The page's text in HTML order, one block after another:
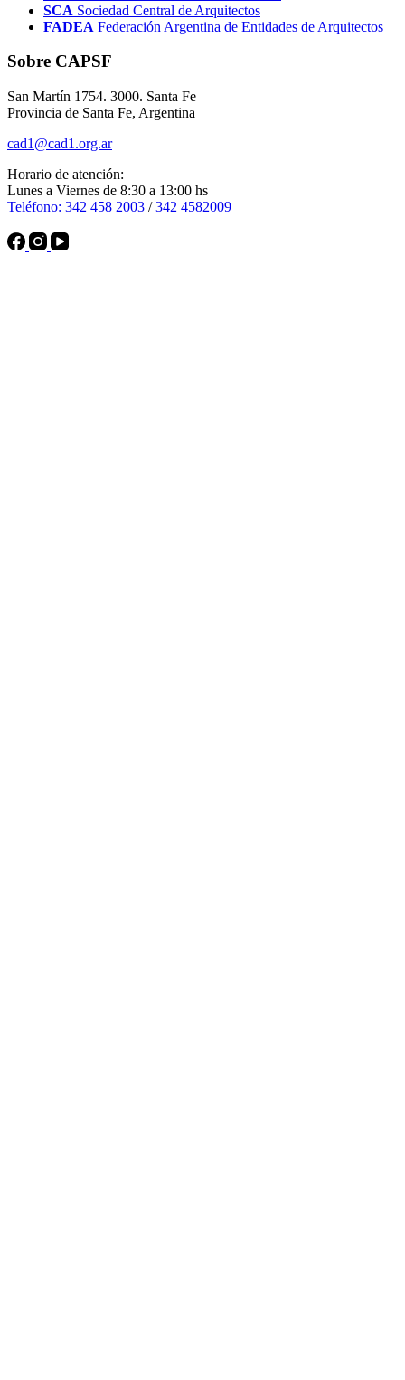
SCA Sociedad Central de Arquitectos
FADEA Federación Argentina de Entidades de Arquitectos
Sobre CAPSF
San Martín 1754. 3000. Santa Fe
Provincia de Santa Fe, Argentina
cad1@cad1.org.ar
Horario de atención:
Lunes a Viernes de 8:30 a 13:00 hs
Teléfono: 342 458 2003 /342 4582009